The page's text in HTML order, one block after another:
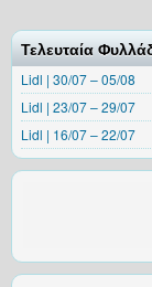
Τελευταία
Lidl | 30/07 – 05/08
Lidl | 23/07 – 29/07
Lidl | 16/07 – 22/07